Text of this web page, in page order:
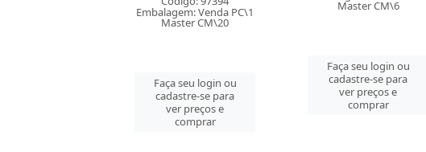
Master CM\6
cadastre-se para
ver preços e
comprar
Master CM\12
Faça seu login ou
cadastre-se para
ver preços e
comprar